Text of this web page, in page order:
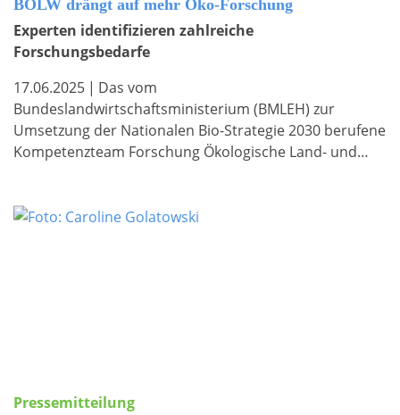
BÖLW drängt auf mehr Öko-Forschung
Experten identifizieren zahlreiche
Forschungsbedarfe
17.06.2025 | Das vom
Bundeslandwirtschaftsministerium (BMLEH) zur
Umsetzung der Nationalen Bio-Strategie 2030 berufene
Kompetenzteam Forschung Ökologische Land- und…
Pressemitteilung